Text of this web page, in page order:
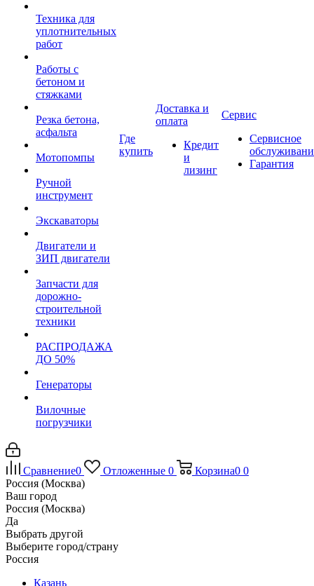
Техника для
уплотнительных
работ
Работы с
бетоном и
стяжками
Резка бетона,
асфальта
Мотопомпы
Ручной
инструмент
Экскаваторы
Двигатели и
ЗИП двигатели
Запчасти для
дорожно-
строительной
техники
РАСПРОДАЖА
ДО 50%
Генераторы
Вилочные
погрузчики
Где
купить
Доставка и
оплата
Кредит
и
лизинг
Сервис
Сервисное
Гарантия
Сравнение0 Отложенные 0 Корзина0 0
Россия (Москва)
Ваш город
Россия (Москва)
Да
Выбрать другой
Выберите город/страну
Россия
Казань